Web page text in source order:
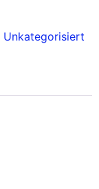
Unkategorisiert